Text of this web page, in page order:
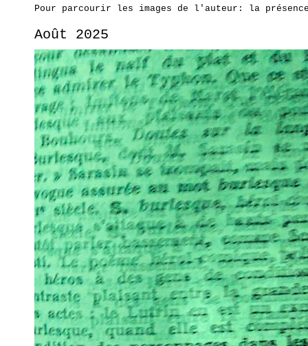
Pour parcourir les images de l'auteur: la
Août 2025